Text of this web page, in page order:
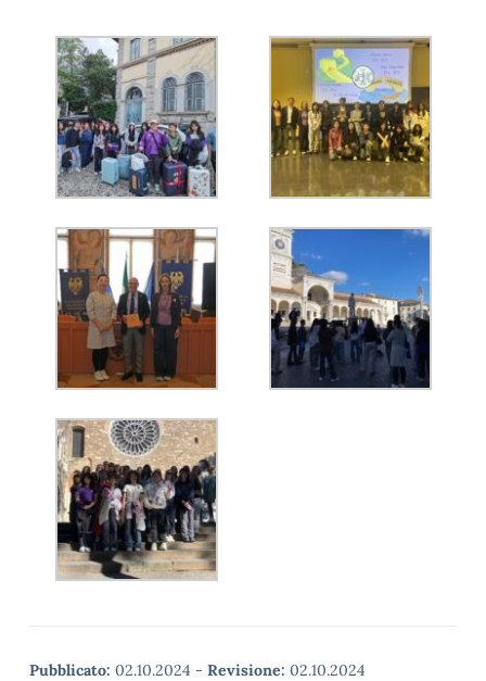
Pubblicato: 02.10.2024 - Revisione: 02.10.2024